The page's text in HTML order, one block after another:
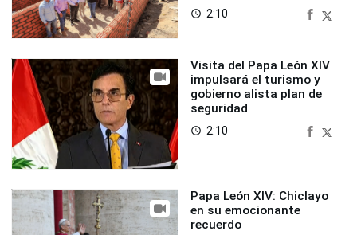
access_time 2:10
Visita del Papa León XIV
impulsará el turismo y
gobierno alista plan de
seguridad
access_time 2:10
Papa León XIV: Chiclayo
en su emocionante
recuerdo